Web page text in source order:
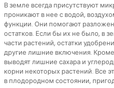
В земле всегда присутствуют
проникают в нее с водой,
функции. Они помогают
остатков. Если бы их не было, в
части растений, остатки
другие лишние включения.
выводят лишние сахара и
корни некоторых растений. Все
в плодородном состоянии,